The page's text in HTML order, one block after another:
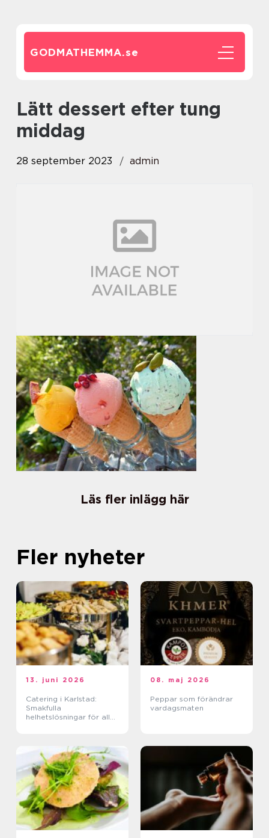
GODMATHEMMA.se
lätt dessert efter tung
middag
28 september 2023 admin
Läs fler inlägg här
Fler nyheter
13. juni 2026
Catering i Karlstad:
Smakfulla
helhetslösningar för alla
08. maj 2026
Peppar som förändrar
vardagsmaten